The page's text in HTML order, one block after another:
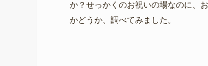
か？せっかくのお祝いの場なのに、
かどうか、調べてみました。